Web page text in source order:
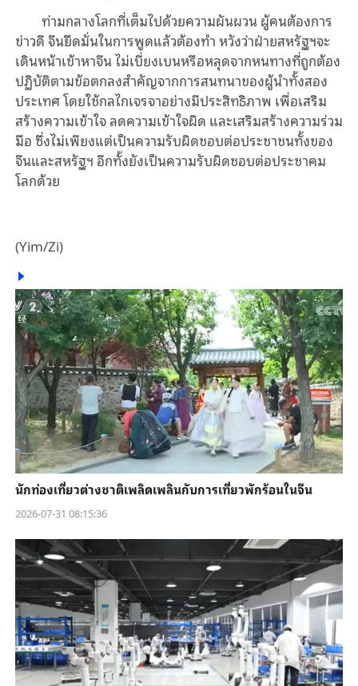
ท่ามกลางโลกที่เต็มไปด้วยความผันผวน ผู้คนต้องการ
ข่าวดี จีนยึดมั่นในการพูดแล้วต้องทำ หวังว่าฝ่ายสหรัฐฯจะ
เดินหน้าเข้าหาจีน ไม่เบี่ยงเบนหรือหลุดจากหนทางที่ถูกต้อง
ปฏิบัติตามข้อตกลงสำคัญจากการสนทนาของผู้นำทั้งสอง
ประเทศ โดยใช้กลไกเจรจาอย่างมีประสิทธิภาพ เพื่อเสริม
สร้างความเข้าใจ ลดความเข้าใจผิด และเสริมสร้างความร่วม
มือ ซึ่งไม่เพียงแต่เป็นความรับผิดชอบต่อประชาชนทั้งของ
จีนและสหรัฐฯ อีกทั้งยังเป็นความรับผิดชอบต่อประชาคม
โลกด้วย
(Yim/Zi)
นักท่องเที่ยวต่างชาติเพลิดเพลินกับการเที่ยวพักร้อนในจีน
2026-07-31 08:15:36